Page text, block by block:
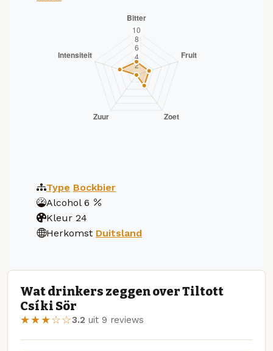
Type Bockbier
Alcohol 6
Kleur 24
Herkomst Duitsland
Wat drinkers zeggen over Tiltott
Csíki Sör
★★★☆☆3.2 uit 9 reviews